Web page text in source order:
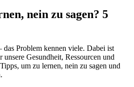
nein zu sagen? 5
das Problem kennen viele. Dabei ist
Gesundheit, Ressourcen und
um zu lernen, nein zu sagen und